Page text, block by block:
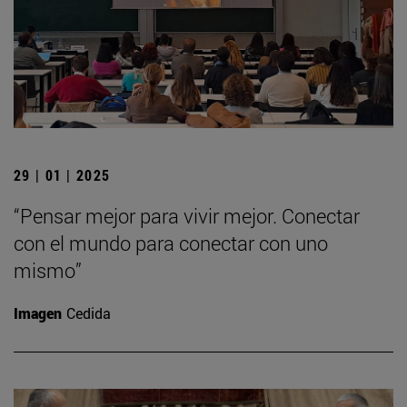
29 | 01 | 2025
“Pensar mejor para vivir mejor. Conectar
con el mundo para conectar con uno
mismo”
Imagen Cedida